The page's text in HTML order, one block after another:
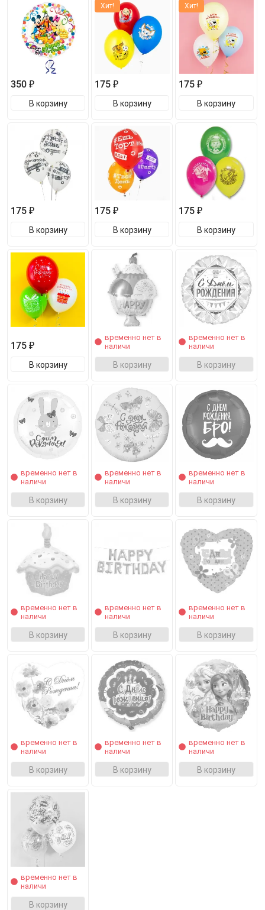
350 ₽
В корзину
Хит!
175 ₽
В корзину
Хит!
175 ₽
В корзину
175 ₽
В корзину
175 ₽
В корзину
175 ₽
В корзину
175 ₽
В корзину
временно нет в
наличи
В корзину
временно нет в
наличи
В корзину
временно нет в
наличи
В корзину
временно нет в
наличи
В корзину
временно нет в
наличи
В корзину
временно нет в
наличи
В корзину
временно нет в
наличи
В корзину
временно нет в
наличи
В корзину
временно нет в
наличи
В корзину
временно нет в
наличи
В корзину
временно нет в
наличи
В корзину
временно нет в
наличи
В корзину